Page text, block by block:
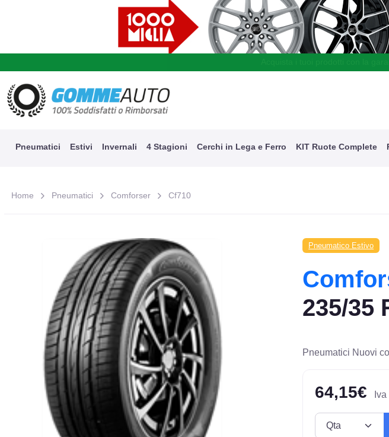
Pneumatici Estivi Invernali 4 Stagioni Cerchi in Lega e Ferro KIT Ruote Complete
Home Pneumatici Comforser Cf710
Pneumatico Estivo
235/35
Pneumatici Nuovi
64,15€